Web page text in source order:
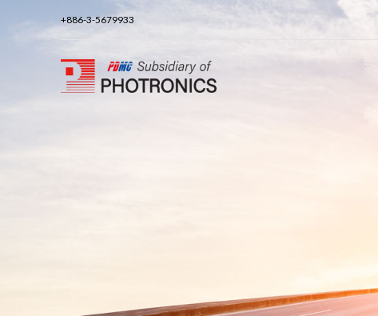
+886-3-5679933